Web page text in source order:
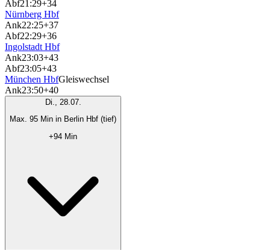
Abf21:29+34
Nürnberg Hbf
Ank22:25+37
Abf22:29+36
Ingolstadt Hbf
Ank23:03+43
Abf23:05+43
München HbfGleiswechsel
Ank23:50+40
Di., 28.07.
Max. 95 Min in Berlin Hbf (tief)
+94 Min